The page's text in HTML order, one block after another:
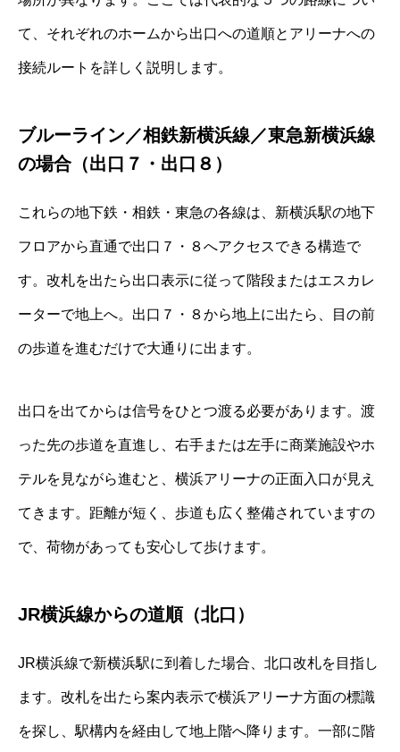
て、それぞれのホームから出口への道順とアリーナへの
接続ルートを詳しく説明します。
ブルーライン／相鉄新横浜線／東急新横浜線
の場合（出口７・出口８）
これらの地下鉄・相鉄・東急の各線は、新横浜駅の地下
フロアから直通で出口７・８へアクセスできる構造で
す。改札を出たら出口表示に従って階段またはエスカレ
ーターで地上へ。出口７・８から地上に出たら、目の前
の歩道を進むだけで大通りに出ます。
出口を出てからは信号をひとつ渡る必要があります。渡
った先の歩道を直進し、右手または左手に商業施設やホ
テルを見ながら進むと、横浜アリーナの正面入口が見え
てきます。距離が短く、歩道も広く整備されていますの
で、荷物があっても安心して歩けます。
JR横浜線からの道順（北口）
JR横浜線で新横浜駅に到着した場合、北口改札を目指し
ます。改札を出たら案内表示で横浜アリーナ方面の標識
を探し、駅構内を経由して地上階へ降ります。一部に階